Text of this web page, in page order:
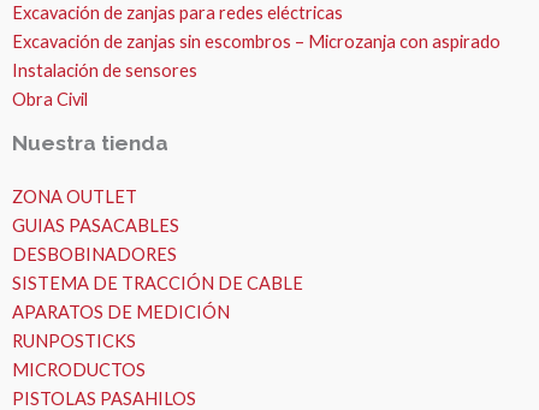
Excavación de zanjas para redes eléctricas
Excavación de zanjas sin escombros – Microzanja con aspirado
Instalación de sensores
Obra Civil
Nuestra tienda
ZONA OUTLET
GUIAS PASACABLES
DESBOBINADORES
SISTEMA DE TRACCIÓN DE CABLE
APARATOS DE MEDICIÓN
RUNPOSTICKS
MICRODUCTOS
PISTOLAS PASAHILOS